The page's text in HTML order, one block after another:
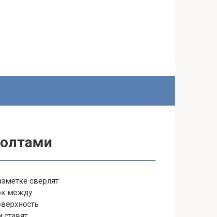
сверлят
между